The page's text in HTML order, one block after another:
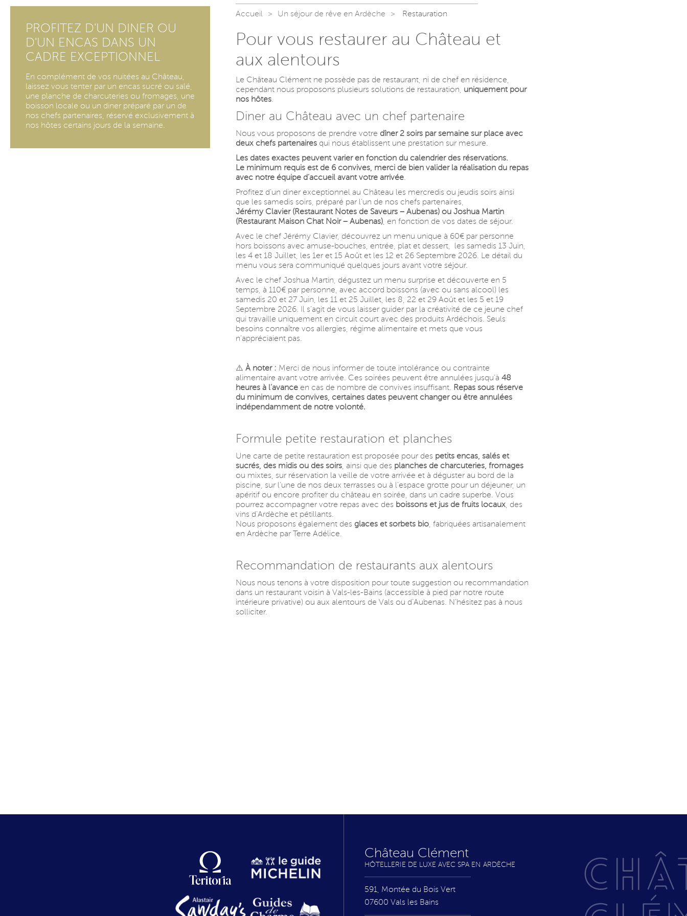
Accueil Un séjour de rêve en Ardèche Restauration
Pour vous restaurer au Château et
aux alentours
Le Château Clément ne possède pas de restaurant, ni de chef en résidence,
cependant nous proposons plusieurs solutions de restauration, uniquement pour
nos hôtes.
Diner au Château avec un chef partenaire
Nous vous proposons de prendre votre dîner 2 soirs par semaine sur place avec
deux chefs partenaires qui nous établissent une prestation sur mesure.
Les dates exactes peuvent varier en fonction du calendrier des réservations.
Le minimum requis est de 6 convives, merci de bien valider la réalisation du repas
avec notre équipe d’accueil avant votre arrivée.
Profitez d’un diner exceptionnel au Château les mercredis ou jeudis soirs ainsi
que les samedis soirs, préparé par l’un de nos chefs partenaires,
Jérémy Clavier (Restaurant Notes de Saveurs – Aubenas) ou Joshua Martin
(Restaurant Maison Chat Noir – Aubenas) , en fonction de vos dates de séjour.
Avec le chef Jérémy Clavier, découvrez un menu unique à 60€ par personne
hors boissons avec amuse-bouches, entrée, plat et dessert, les samedis 13 Juin,
les 4 et 18 Juillet, les 1er et 15 Août et les 12 et 26 Septembre 2026. Le détail du
menu vous sera communiqué quelques jours avant votre séjour.
Avec le chef Joshua Martin, dégustez un menu surprise et découverte en 5
temps, à 110€ par personne, avec accord boissons (avec ou sans alcool) les
samedis 20 et 27 Juin, les 11 et 25 Juillet, les 8, 22 et 29 Août et les 5 et 19
Septembre 2026. Il s’agit de vous laisser guider par la créativité de ce jeune chef
qui travaille uniquement en circuit court avec des produits Ardéchois. Seuls
besoins connaître vos allergies, régime alimentaire et mets que vous
n’appréciaient pas.
⚠️À noter : Merci de nous informer de toute intolérance ou contrainte
alimentaire avant votre arrivée. Ces soirées peuvent être annulées jusqu’à48
heures à l’avance en cas de nombre de convives insuffisant. Repas sous réserve
du minimum de convives, certaines dates peuvent changer ou être annulées
indépendamment de notre volonté.
Formule petite restauration et planches
Une carte de petite restauration est proposée pour des petits encas, salés et
sucrés, des midis ou des soirs , ainsi que des planches de charcuteries, fromages
ou mixtes, sur réservation la veille de votre arrivée et à déguster au bord de la
piscine, sur l’une de nos deux terrasses ou à l’espace grotte pour un déjeuner, un
apéritif ou encore profiter du château en soirée, dans un cadre superbe. Vous
pourrez accompagner votre repas avec des boissons et jus de fruits locaux , des
vins d’Ardèche et pétillants.
Nous proposons également des glaces et sorbets bio , fabriquées artisanalement
en Ardèche par Terre Adélice.
Recommandation de restaurants aux alentours
Nous nous tenons à votre disposition pour toute suggestion ou recommandation
dans un restaurant voisin à Vals-les-Bains (accessible à pied par notre route
intérieure privative) ou aux alentours de Vals ou d’Aubenas. N’hésitez pas à nous
solliciter.
PROFITEZ D'UN DINER OU
D'UN ENCAS DANS UN
CADRE EXCEPTIONNEL
En complément de vos nuitées au Château,
laissez vous tenter par un encas sucré ou salé,
une planche de charcuteries ou fromages, une
boisson locale ou un diner préparé par un de
nos chefs partenaires, réservé exclusivement à
nos hôtes certains jours de la semaine.
Château Clément
HÔTELLERIE DE LUXE AVEC SPA EN ARDÈCHE
591, Montée du Bois Vert
07600 Vals les Bains